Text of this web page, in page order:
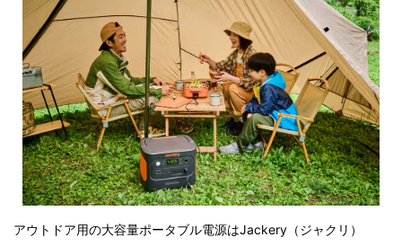
アウトドア用の大容量ポータブル電源はJackery（ジャクリ）